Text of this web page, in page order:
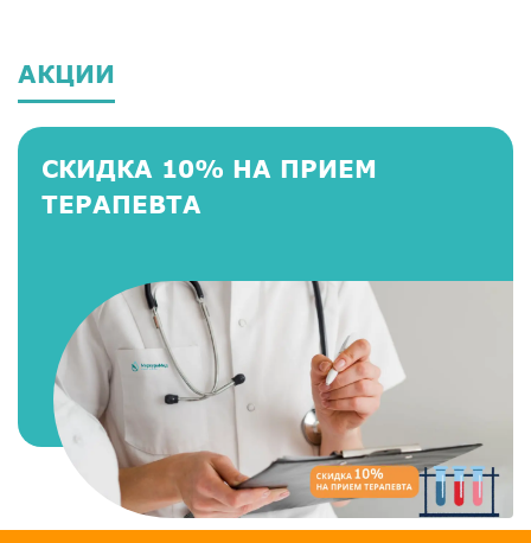
АКЦИИ
СКИДКА 10% НА ПРИЕМ
ТЕРАПЕВТА